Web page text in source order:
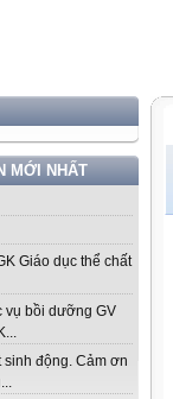
MỚI NHẤT
Giáo dục thể chất
vụ bồi dưỡng GV
sinh động. Cảm ơn